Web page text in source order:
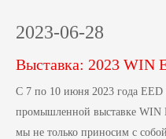
2023-06-28
Выставка: 2023 WIN
С 7 по 10 июня 2023 года EED
промышленной выставке WIN
мы не только приносим с